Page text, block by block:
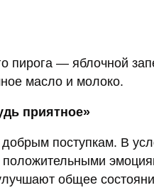
пирога — яблочной
масло и молоко.
приятное»
поступкам. В
положительными
общее